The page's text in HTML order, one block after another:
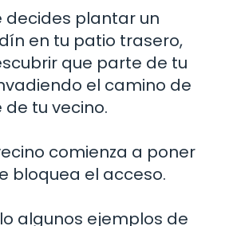
decides plantar un
en tu patio trasero,
que parte de tu
el camino de
tu vecino.
comienza a poner
bloquea el acceso.
algunos ejemplos de